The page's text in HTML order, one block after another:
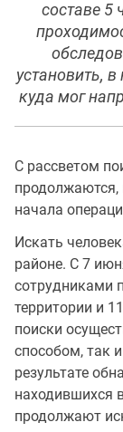
составе 5
установить,
куда мог
С рассветом
продолжаются,
начала
Искать
районе. С 7
сотрудниками
территории и
поиски
способом, так
результате
находившихся
продолжают